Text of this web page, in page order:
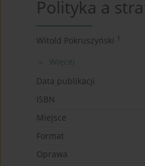
Polityka a
Witold Pokruszyński 1
Więcej
Data publikacji
ISBN
Miejsce
Format
Oprawa